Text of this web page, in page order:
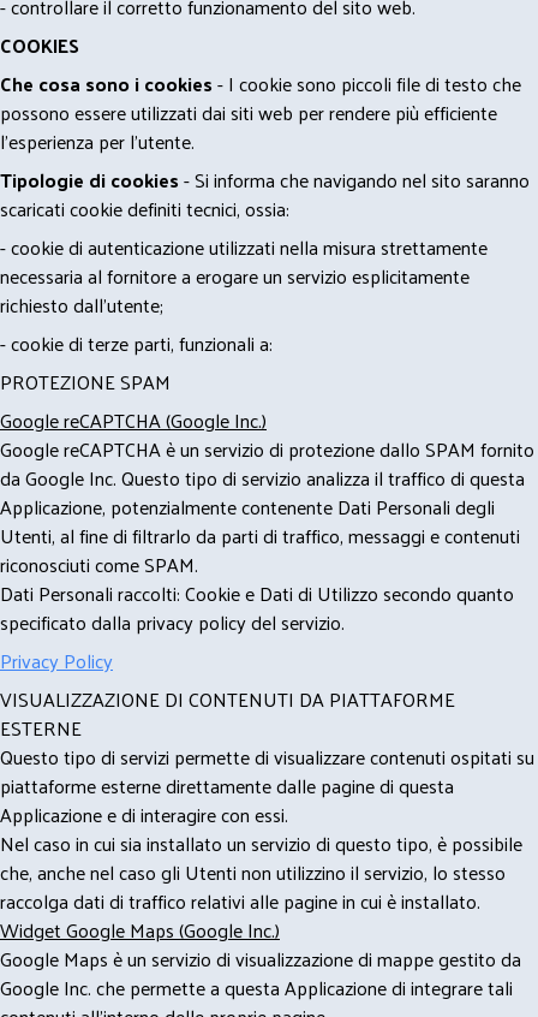
COOKIES
Che cosa sono i cookies- I cookie sono piccoli file di testo che
possono essere utilizzati dai siti web per rendere più efficiente
l'esperienza per l'utente.
Tipologie di cookies- Si informa che navigando nel sito saranno
scaricati cookie definiti tecnici, ossia:
- cookie di autenticazione utilizzati nella misura strettamente
necessaria al fornitore a erogare un servizio esplicitamente
richiesto dall'utente;
- cookie di terze parti, funzionali a:
PROTEZIONE SPAM
Google reCAPTCHA (Google Inc.)
Google reCAPTCHA è un servizio di protezione dallo SPAM fornito
da Google Inc. Questo tipo di servizio analizza il traffico di questa
Applicazione, potenzialmente contenente Dati Personali degli
Utenti, al fine di filtrarlo da parti di traffico, messaggi e contenuti
riconosciuti come SPAM.
Dati Personali raccolti: Cookie e Dati di Utilizzo secondo quanto
specificato dalla privacy policy del servizio.
Privacy Policy
VISUALIZZAZIONE DI CONTENUTI DA PIATTAFORME
ESTERNE
Questo tipo di servizi permette di visualizzare contenuti ospitati su
piattaforme esterne direttamente dalle pagine di questa
Applicazione e di interagire con essi.
Nel caso in cui sia installato un servizio di questo tipo, è possibile
che, anche nel caso gli Utenti non utilizzino il servizio, lo stesso
raccolga dati di traffico relativi alle pagine in cui è installato.
Widget Google Maps (Google Inc.)
Google Maps è un servizio di visualizzazione di mappe gestito da
Google Inc. che permette a questa Applicazione di integrare tali